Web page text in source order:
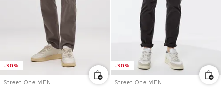
-30%
Street One MEN
-30%
Street One MEN